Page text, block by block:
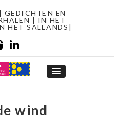
GEDICHTEN EN
| IN HET
HET SALLANDS|
wind